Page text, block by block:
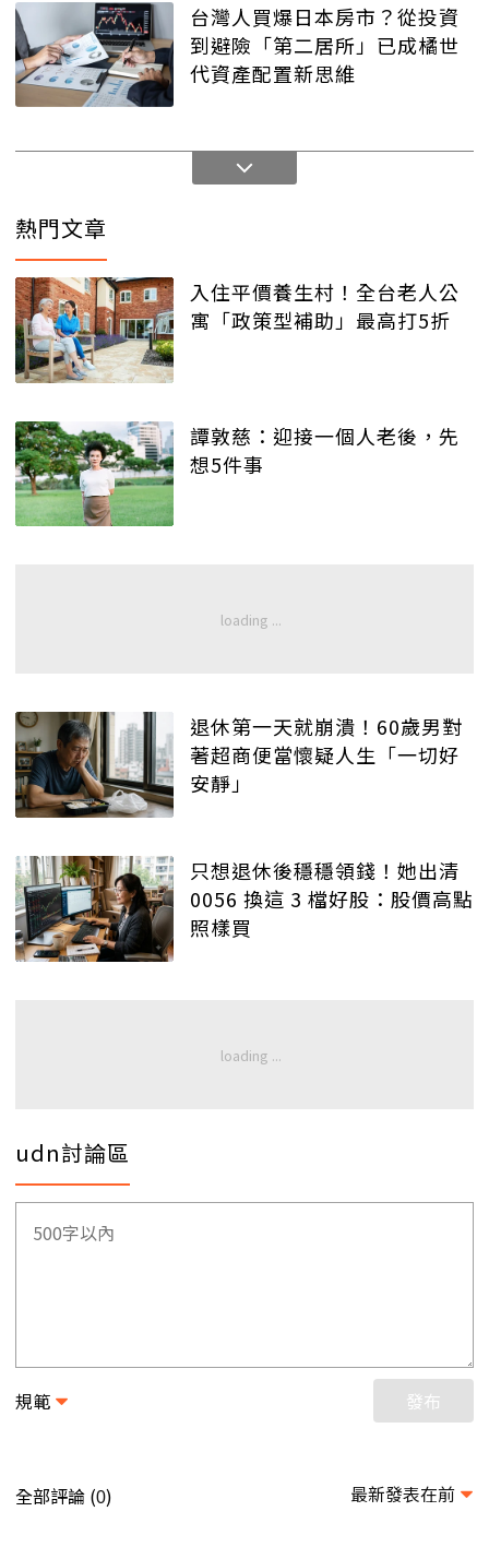
台灣人買爆日本房市？從投資
到避險「第二居所」已成橘世
代資產配置新思維
熱門文章
入住平價養生村！全台老人公
寓「政策型補助」最高打5折
譚敦慈：迎接一個人老後，先
想5件事
退休第一天就崩潰！60歲男對
著超商便當懷疑人生「一切好
安靜」
只想退休後穩穩領錢！她出清
0056 換這 3 檔好股：股價高點
照樣買
udn討論區
規範 發布
全部評論 (0) 最新發表在前